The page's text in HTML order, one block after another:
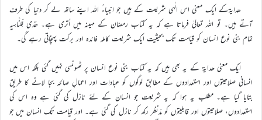
ھدایۃکے ایک معنی اس الٰہی شریعت کے ہیں جو انبیاءُ اللہ اپنے ساتھ لے کر دنیا کی طرف
آتے ہیں۔ تو اللہ تعالیٰ فرماتا ہے کہ یہ کتاب رمضان کے مہینہ میں اُتری ہے۔ ھُدًی لِّلنَّاسِیہ
تمام بنی نوع انسان کو قیامت تک بحیثیت ایک شریعت کاملہ فائدہ اور برکت پہنچاتی رہے گی۔
ایک معنی ھدایۃ کے یہ بھی ہیں کہ یہ کتاب بنی نوع انسان پر ٹھونسی نہیں گئی بلکہ اس میں
انسانی صلاحیتوں اور استعدادوں کے مطابق لوگوں کو عبادات اور اعمالِ صالحہ بجا لانے کا طریق
بتایا گیا ہے۔ مطلب یہ ہوا کہ یہ شریعت جو انسان کے لئے نازل کی گئی ہے وہ اس کی
استعدادوں، صلاحیتوں اور قابلیتوں کو مدّنظر رکھ کر نازل کی گئی ہے۔ اور قیامت تک انسان میں جو